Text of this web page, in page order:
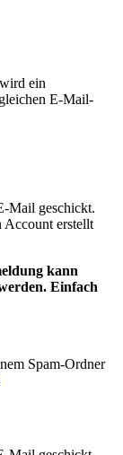
ein
E-Mail-
Mail geschickt.
Account erstellt
kann
Einfach
Spam-Ordner